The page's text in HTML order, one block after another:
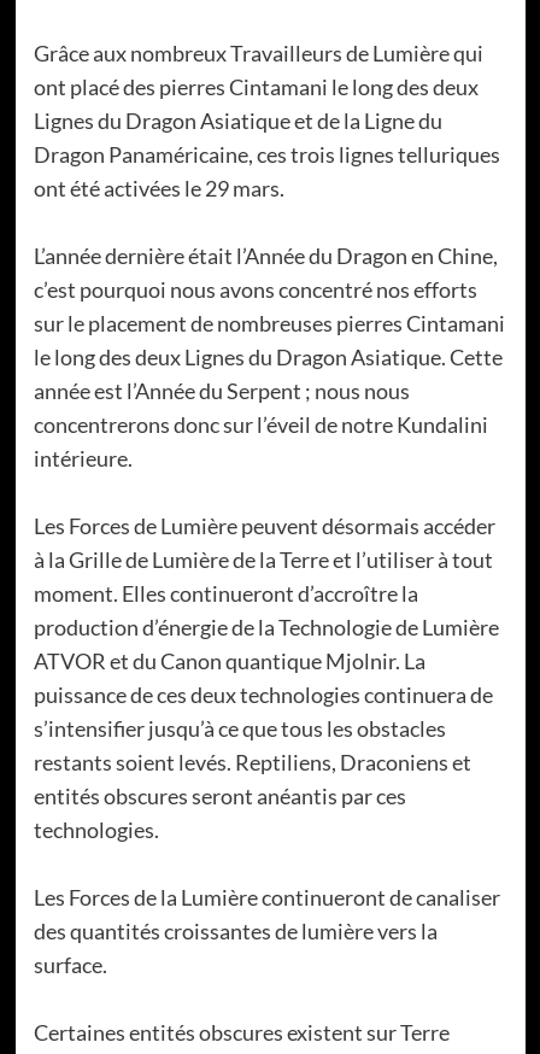
Grâce aux nombreux Travailleurs de Lumière qui
ont placé des pierres Cintamani le long des deux
Lignes du Dragon Asiatique et de la Ligne du
Dragon Panaméricaine, ces trois lignes telluriques
ont été activées le 29 mars.
L’année dernière était l’Année du Dragon en Chine,
c’est pourquoi nous avons concentré nos efforts
sur le placement de nombreuses pierres Cintamani
le long des deux Lignes du Dragon Asiatique. Cette
année est l’Année du Serpent ; nous nous
concentrerons donc sur l’éveil de notre Kundalini
intérieure.
Les Forces de Lumière peuvent désormais accéder
à la Grille de Lumière de la Terre et l’utiliser à tout
moment. Elles continueront d’accroître la
production d’énergie de la Technologie de Lumière
ATVOR et du Canon quantique Mjolnir. La
puissance de ces deux technologies continuera de
s’intensifier jusqu’à ce que tous les obstacles
restants soient levés. Reptiliens, Draconiens et
entités obscures seront anéantis par ces
technologies.
Les Forces de la Lumière continueront de canaliser
des quantités croissantes de lumière vers la
surface.
Certaines entités obscures existent sur Terre